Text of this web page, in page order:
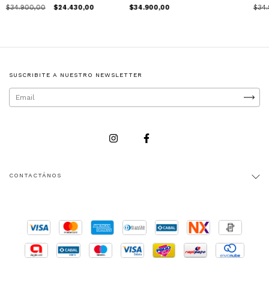
$34.900,00 $24.430,00 $34.900,00
SUSCRIBITE A NUESTRO NEWSLETTER
CONTACTÁNOS